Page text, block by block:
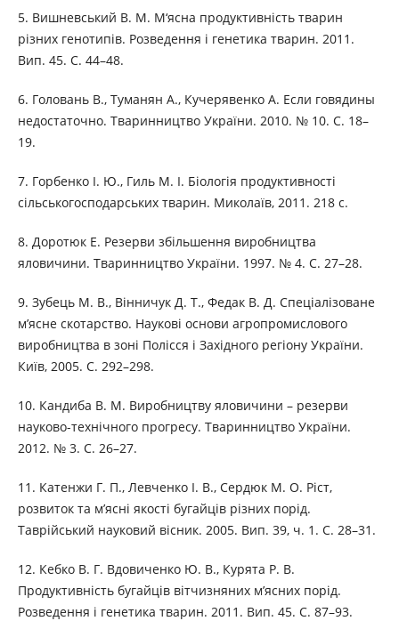
5. Вишневський В. М. М‘ясна продуктивність тварин
різних генотипів. Розведення і генетика тварин. 2011.
Вип. 45. С. 44–48.
6. Головань В., Туманян А., Кучерявенко А. Если говядины
недостаточно. Тваринництво України. 2010. № 10. С. 18–
19.
7. Горбенко І. Ю., Гиль М. І. Біологія продуктивності
сільськогосподарських тварин. Миколаїв, 2011. 218 с.
8. Доротюк Е. Резерви збільшення виробництва
яловичини. Тваринництво України. 1997. № 4. С. 27–28.
9. Зубець М. В., Вінничук Д. Т., Федак В. Д. Спеціалізоване
м’ясне скотарство. Наукові основи агропромислового
виробництва в зоні Полісся і Західного регіону України.
Київ, 2005. С. 292–298.
10. Кандиба В. М. Виробництву яловичини – резерви
науково-технічного прогресу. Тваринництво України.
2012. № 3. С. 26–27.
11. Катенжи Г. П., Левченко І. В., Сердюк М. О. Ріст,
розвиток та м’ясні якості бугайців різних порід.
Таврійський науковий вісник. 2005. Вип. 39, ч. 1. С. 28–31.
12. Кебко В. Г. Вдовиченко Ю. В., Курята Р. В.
Продуктивність бугайців вітчизняних м’ясних порід.
Розведення і генетика тварин. 2011. Вип. 45. С. 87–93.